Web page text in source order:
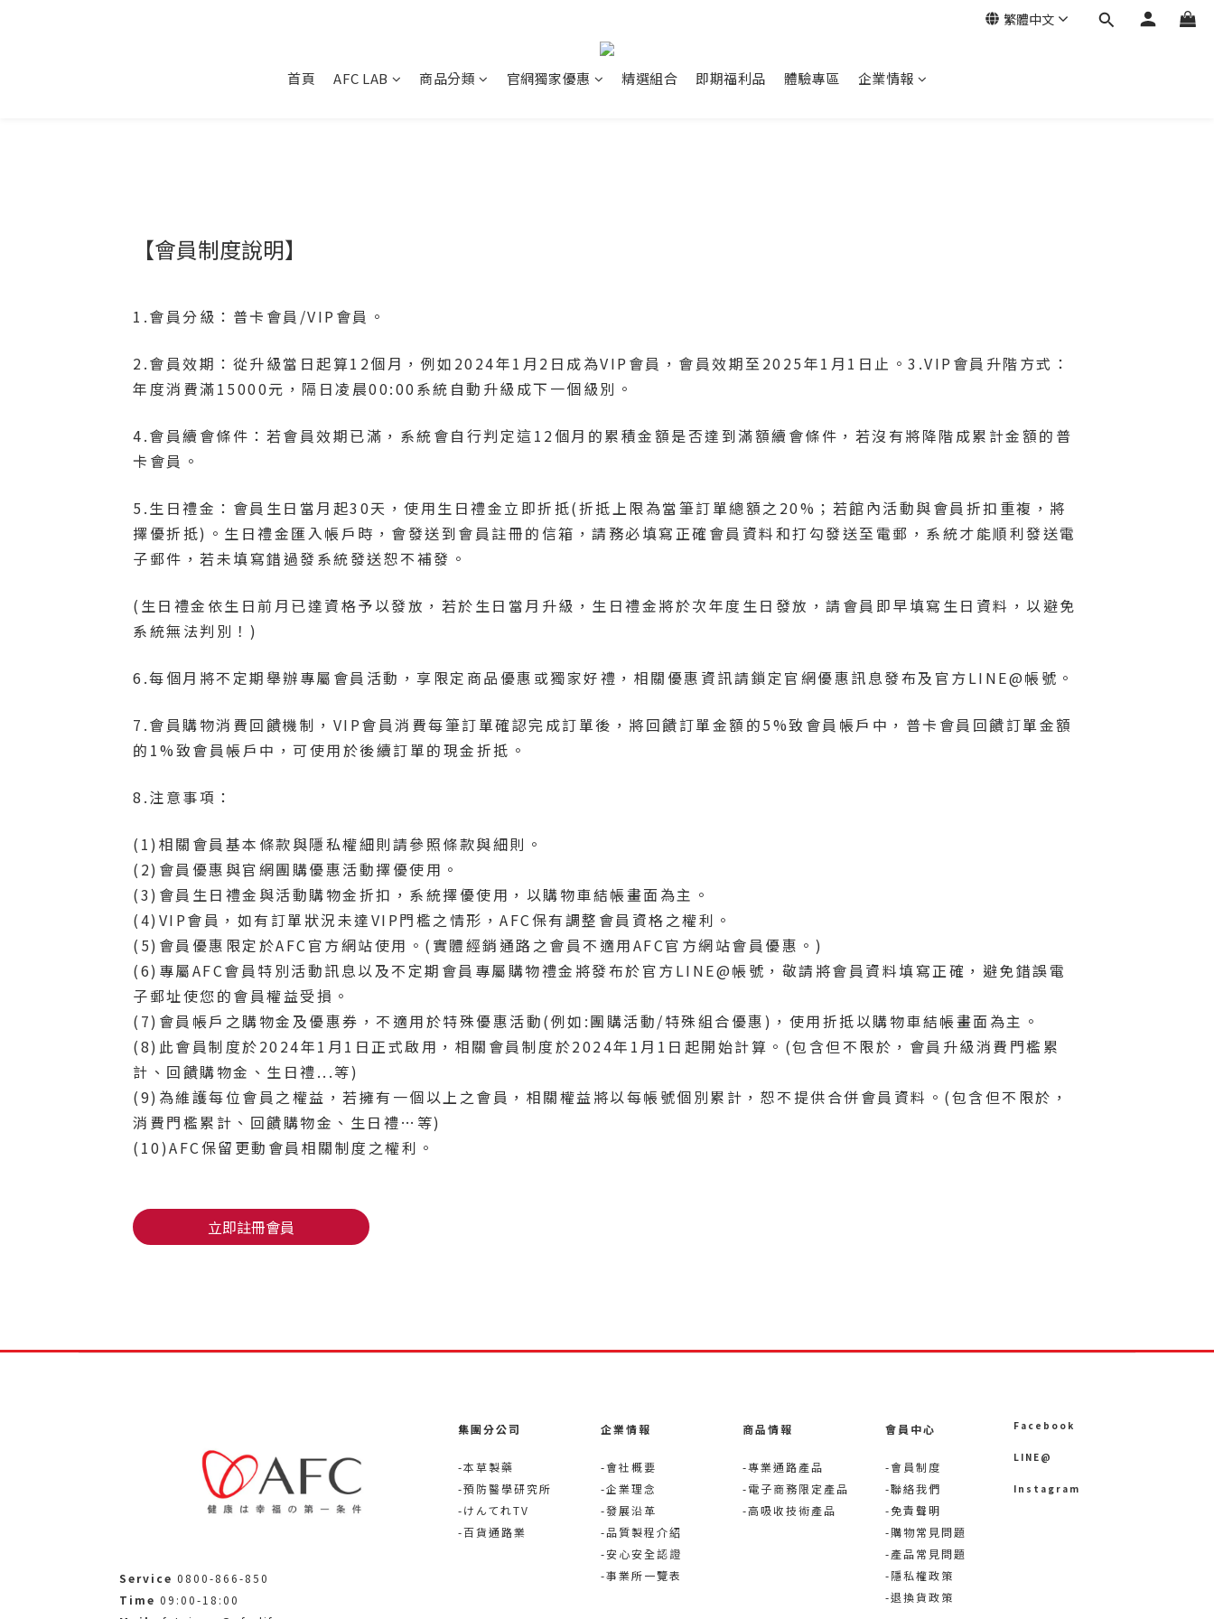
繁體中文
首頁 AFC LAB 商品分類 官網獨家優惠 精選組合 即期福利品 體驗專區 企業情報
【會員制度說明】
1.會員分級：普卡會員/VIP會員。
2.會員效期：從升級當日起算12個月，例如2024年1月2日成為VIP會員，會員效期至2025年1月1日止。3.VIP會員升階方式：
年度消費滿15000元，隔日凌晨00:00系統自動升級成下一個級別。
4.會員續會條件：若會員效期已滿，系統會自行判定這12個月的累積金額是否達到滿額續會條件，若沒有將降階成累計金額的普
卡會員。
5.生日禮金：會員生日當月起30天，使用生日禮金立即折抵(折抵上限為當筆訂單總額之20%；若館內活動與會員折扣重複，將
擇優折抵)。生日禮金匯入帳戶時，會發送到會員註冊的信箱，請務必填寫正確會員資料和打勾發送至電郵，系統才能順利發送電
子郵件，若未填寫錯過發系統發送恕不補發。
(生日禮金依生日前月已達資格予以發放，若於生日當月升級，生日禮金將於次年度生日發放，請會員即早填寫生日資料，以避免
系統無法判別！)
6.每個月將不定期舉辦專屬會員活動，享限定商品優惠或獨家好禮，相關優惠資訊請鎖定官網優惠訊息發布及官方LINE@帳號。
7.會員購物消費回饋機制，VIP會員消費每筆訂單確認完成訂單後，將回饋訂單金額的5%致會員帳戶中，普卡會員回饋訂單金額
的1%致會員帳戶中，可使用於後續訂單的現金折抵。
8.注意事項：
(1)相關會員基本條款與隱私權細則請參照條款與細則。
(2)會員優惠與官網團購優惠活動擇優使用。
(3)會員生日禮金與活動購物金折扣，系統擇優使用，以購物車結帳畫面為主。
(4)VIP會員，如有訂單狀況未達VIP門檻之情形，AFC保有調整會員資格之權利。
(5)會員優惠限定於AFC官方網站使用。(實體經銷通路之會員不適用AFC官方網站會員優惠。)
(6)專屬AFC會員特別活動訊息以及不定期會員專屬購物禮金將發布於官方LINE@帳號，敬請將會員資料填寫正確，避免錯誤電
子郵址使您的會員權益受損。
(7)會員帳戶之購物金及優惠券，不適用於特殊優惠活動(例如:團購活動/特殊組合優惠)，使用折抵以購物車結帳畫面為主。
(8)此會員制度於2024年1月1日正式啟用，相關會員制度於2024年1月1日起開始計算。(包含但不限於，會員升級消費門檻累
計、回饋購物金、生日禮...等)
(9)為維護每位會員之權益，若擁有一個以上之會員，相關權益將以每帳號個別累計，恕不提供合併會員資料。(包含但不限於，
消費門檻累計、回饋購物金、生日禮…等)
(10)AFC保留更動會員相關制度之權利。
立即註冊會員
Service 0800-866-850
Time 09:00-18:00
集團分公司
-本草製藥
-預防醫學研究所
-けんてれTV
-百貨通路業
企業情報
-會社概要
-企業理念
-發展沿革
-品質製程介紹
-安心安全認證
-事業所一覽表
商品情報
-專業通路產品
-電子商務限定產品
-高吸收技術產品
會員中心
-會員制度
-聯絡我們
-免責聲明
-購物常見問題
-產品常見問題
-隱私權政策
-退換貨政策
Facebook
LINE@
Instagram